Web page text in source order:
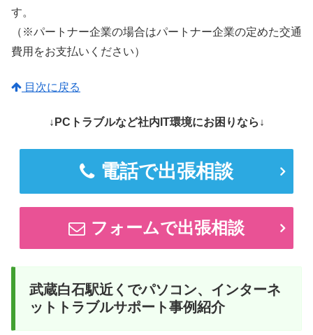
す。
（※パートナー企業の場合はパートナー企業の定めた交通
費用をお支払いください）
目次に戻る
↓PCトラブルなど社内IT環境にお困りなら↓
電話で出張相談
フォームで出張相談
武蔵白石駅近くでパソコン、インターネ
ットトラブルサポート事例紹介